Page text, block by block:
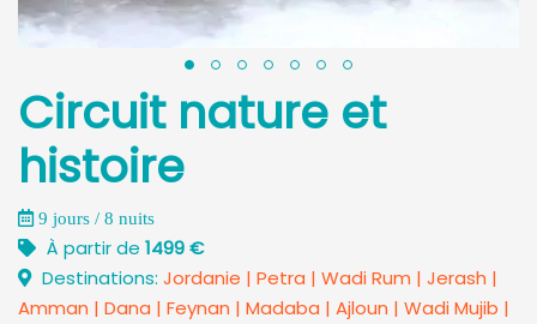
Circuit nature et
histoire
9 jours / 8 nuits
À partir de 1499 €
Destinations: Jordanie | Petra | Wadi Rum | Jerash |
Amman | Dana | Feynan | Madaba | Ajloun | Wadi Mujib |